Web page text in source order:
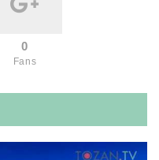
0
Fans